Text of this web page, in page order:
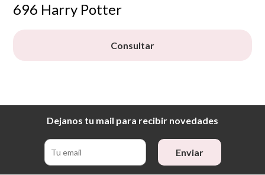
696 Harry Potter
Consultar
Dejanos tu mail para recibir novedades
Enviar